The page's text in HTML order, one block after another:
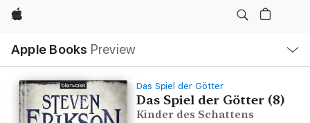
Apple
Apple Books Preview
Nav
Open
Menu
Das Spiel der Götter
Das Spiel der Götter (8)
Kinder des Schattens